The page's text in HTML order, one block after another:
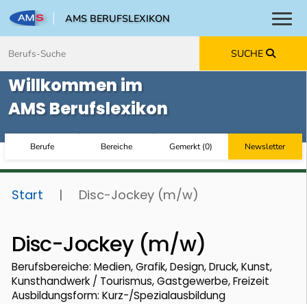
AMS BERUFSLEXIKON
SUCHE
Willkommen im
AMS Berufslexikon
Berufe Bereiche Gemerkt(0) Newsletter
Start | Disc-Jockey (m/w)
Disc-Jockey (m/w)
Berufsbereiche: Medien, Grafik, Design, Druck, Kunst,
Kunsthandwerk / Tourismus, Gastgewerbe, Freizeit
Ausbildungsform: Kurz-/Spezialausbildung